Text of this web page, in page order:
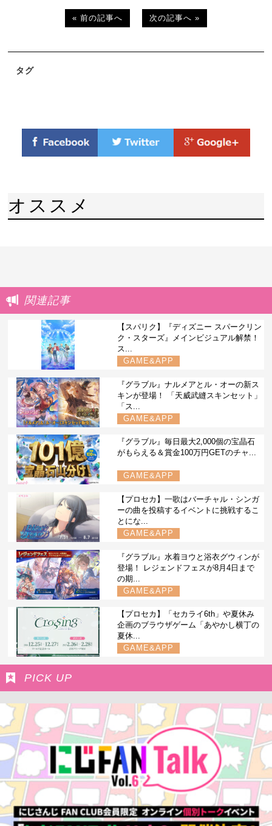
« 前の記事へ 次の記事へ »
タグ
オススメ
関連記事
【スパリク】『ディズニー スパークリン
ク・スターズ』メインビジュアル解禁！
ス...
GAME&APP
『グラブル』ナルメアとル・オーの新ス
キンが登場！ 「天威武縫スキンセット」
「ス...
GAME&APP
『グラブル』毎日最大2,000個の宝晶石
がもらえる＆賞金100万円GETのチャ...
GAME&APP
【プロセカ】一歌はバーチャル・シンガ
ーの曲を投稿するイベントに挑戦するこ
とにな...
GAME&APP
『グラブル』水着ヨウと浴衣グウィンが
登場！ レジェンドフェスが8月4日まで
の期...
GAME&APP
【プロセカ】「セカライ6th」や夏休み
企画のブラウザゲーム「あやかし横丁の
夏休...
GAME&APP
PICK UP